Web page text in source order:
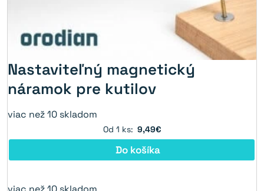
Nastaviteľný magnetický
náramok pre kutilov
viac než 10 skladom
Od 1 ks: 9,49€
Do košíka